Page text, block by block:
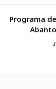
Programa